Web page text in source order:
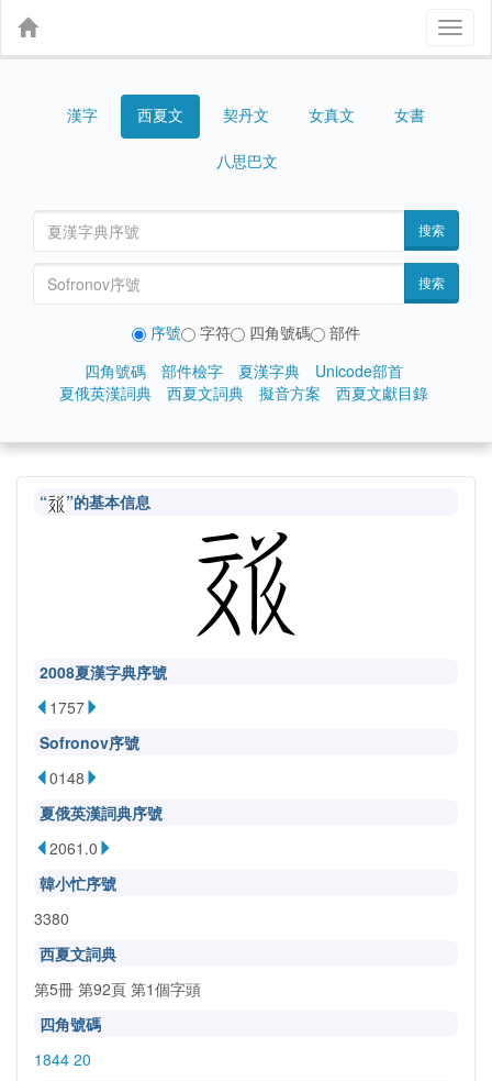
漢字 西夏文 契丹文 女真文 女書
八思巴文
搜索
搜索
序號 字符 四角號碼
部件
四角號碼
部件檢字 夏漢字典
Unicode部首
夏俄英漢詞典
西夏文詞典 擬音方案 西夏文獻目錄
“ ”的基本信息
2008夏漢字典序號
1757
Sofronov序號
0148
夏俄英漢詞典序號
2061.0
韓小忙序號
3380
西夏文詞典
第5冊 第92頁 第1個字頭
四角號碼
1844 20